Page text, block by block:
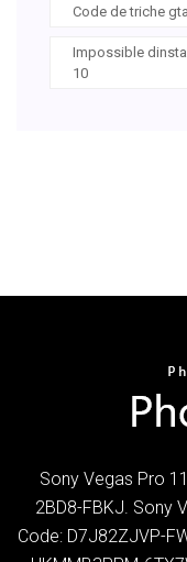
Code de triche
Impossible
10
Sony Vegas Pro
2BD8-FBKJ. Sony
Code: D7J82ZJVP-